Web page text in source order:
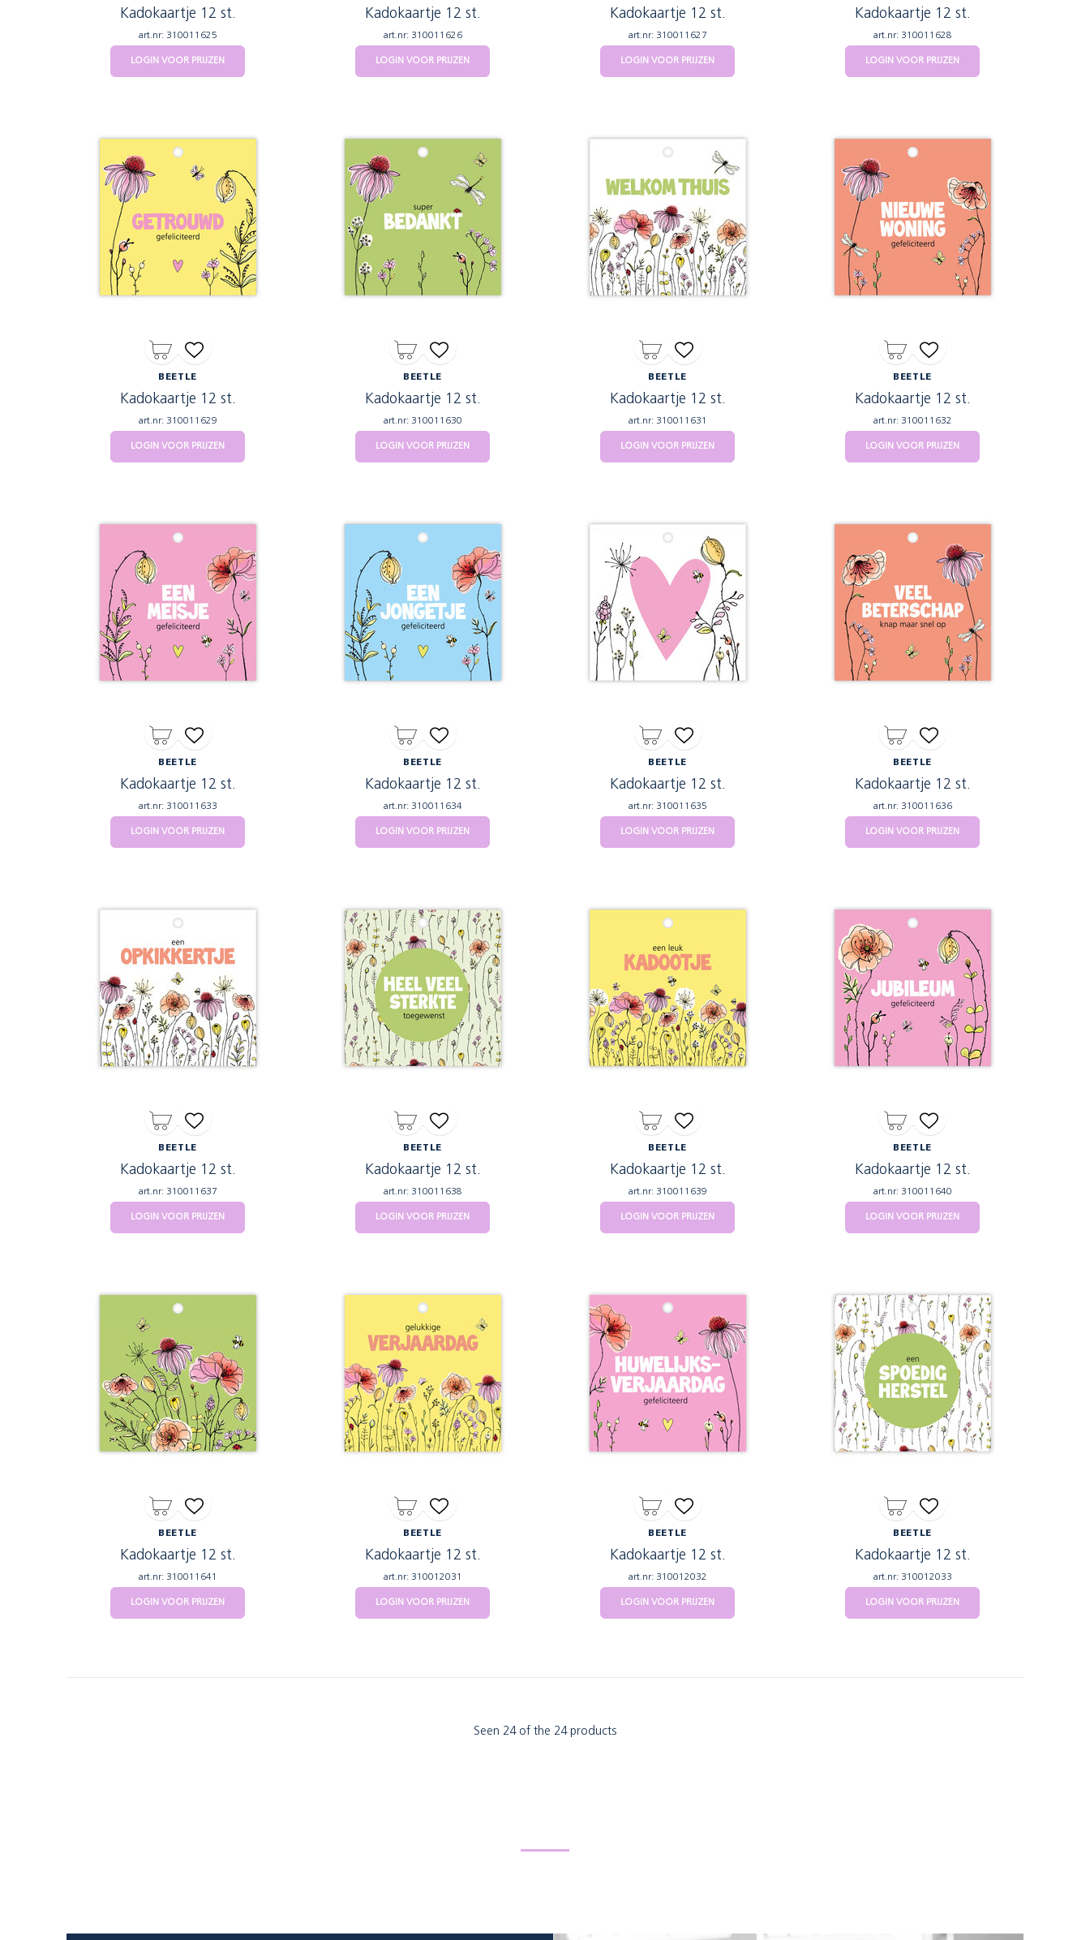
Kadokaartje 12 st.
art.nr: 310011625
LOGIN VOOR PRIJZEN
Kadokaartje 12 st.
art.nr: 310011626
LOGIN VOOR PRIJZEN
Kadokaartje 12 st.
art.nr: 310011627
LOGIN VOOR PRIJZEN
Kadokaartje 12 st.
art.nr: 310011628
LOGIN VOOR PRIJZEN
BEETLE
Kadokaartje 12 st.
art.nr: 310011629
LOGIN VOOR PRIJZEN
BEETLE
Kadokaartje 12 st.
art.nr: 310011630
LOGIN VOOR PRIJZEN
BEETLE
Kadokaartje 12 st.
art.nr: 310011631
LOGIN VOOR PRIJZEN
BEETLE
Kadokaartje 12 st.
art.nr: 310011632
LOGIN VOOR PRIJZEN
BEETLE
Kadokaartje 12 st.
art.nr: 310011633
LOGIN VOOR PRIJZEN
BEETLE
Kadokaartje 12 st.
art.nr: 310011634
LOGIN VOOR PRIJZEN
BEETLE
Kadokaartje 12 st.
art.nr: 310011635
LOGIN VOOR PRIJZEN
BEETLE
Kadokaartje 12 st.
art.nr: 310011636
LOGIN VOOR PRIJZEN
BEETLE
Kadokaartje 12 st.
art.nr: 310011637
LOGIN VOOR PRIJZEN
BEETLE
Kadokaartje 12 st.
art.nr: 310011638
LOGIN VOOR PRIJZEN
BEETLE
Kadokaartje 12 st.
art.nr: 310011639
LOGIN VOOR PRIJZEN
BEETLE
Kadokaartje 12 st.
art.nr: 310011640
LOGIN VOOR PRIJZEN
BEETLE
Kadokaartje 12 st.
art.nr: 310011641
LOGIN VOOR PRIJZEN
BEETLE
Kadokaartje 12 st.
art.nr: 310012031
LOGIN VOOR PRIJZEN
BEETLE
Kadokaartje 12 st.
art.nr: 310012032
LOGIN VOOR PRIJZEN
BEETLE
Kadokaartje 12 st.
art.nr: 310012033
LOGIN VOOR PRIJZEN
Seen 24 of the 24 products